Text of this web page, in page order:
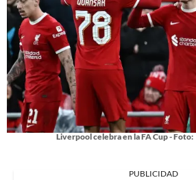
Liverpool celebra en la FA Cup - Foto:
PUBLICIDAD